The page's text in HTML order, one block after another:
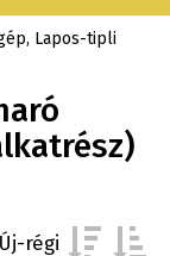
Lapos-tipli
Új-régi